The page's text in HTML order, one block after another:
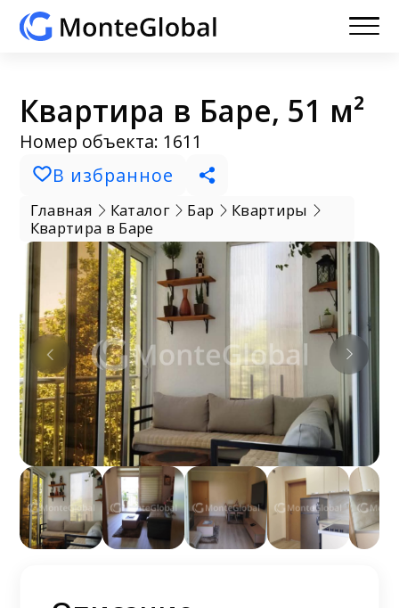
Квартира в Баре, 51 м²
Номер объекта: 1611
В избранное
Главная Каталог Бар
Квартиры
Квартира в Баре